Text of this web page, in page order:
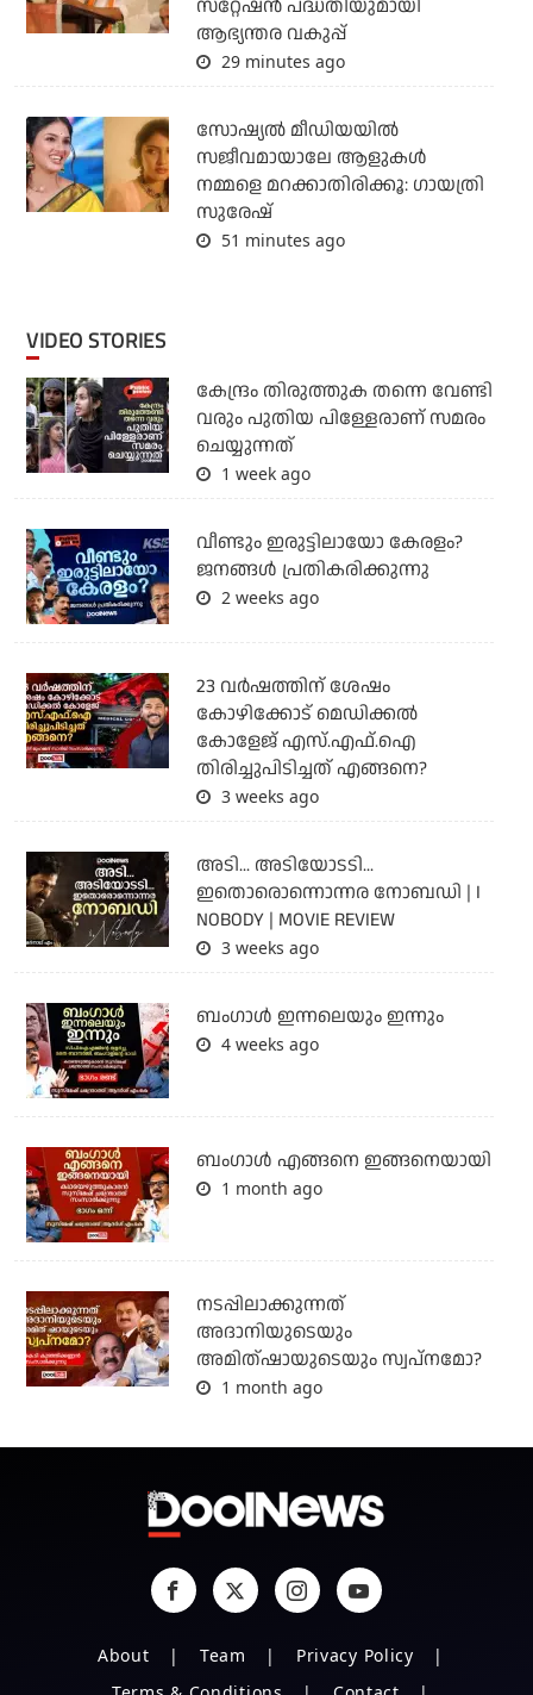
സ്‌റ്റേഷന്‍ പദ്ധതിയുമായി
ആഭ്യന്തര വകുപ്പ്
29 minutes ago
സോഷ്യൽ മീഡിയയിൽ
സജീവമായാലേ ആളുകൾ
നമ്മളെ മറക്കാതിരിക്കൂ: ഗായത്രി
സുരേഷ്
51 minutes ago
VIDEO STORIES
കേന്ദ്രം തിരുത്തുക തന്നെ വേണ്ടി
വരും പുതിയ പിള്ളേരാണ് സമരം
ചെയ്യുന്നത്
1 week ago
വീണ്ടും ഇരുട്ടിലായോ കേരളം?
ജനങ്ങൾ പ്രതികരിക്കുന്നു
2 weeks ago
23 വർഷത്തിന് ശേഷം
കോഴിക്കോട് മെഡിക്കൽ
കോളേജ് എസ്.എഫ്.ഐ
തിരിച്ചുപിടിച്ചത് എങ്ങനെ?
3 weeks ago
അടി... അടിയോടടി...
ഇതൊരൊന്നൊന്നര നോബഡി | I
NOBODY | MOVIE REVIEW
3 weeks ago
ബംഗാള്‍ ഇന്നലെയും ഇന്നും
4 weeks ago
ബം​ഗാൾ എങ്ങനെ ഇങ്ങനെയായി
1 month ago
നടപ്പിലാക്കുന്നത്
അദാനിയുടെയും
അമിത്ഷായുടെയും സ്വപ്നമോ?
1 month ago
About Team
Privacy Policy